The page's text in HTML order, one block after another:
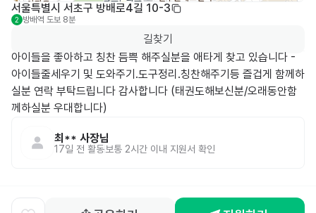
서울특별시 서초구 방배로4길 10-3
2 방배역 도보 8분
길찾기
아이들을 좋아하고 칭찬 듬쁙 해주실분을 애타게 찾고 있습니다 -
아이들줄세우기 및 도와주기.도구정리.칭찬해주기등 즐겁게 함께하
실분 연락 부탁드립니다 감사합니다 (태권도해보신분/오래동안함
께하실분 우대합니다)
최** 사장님
17일 전 활동보통 2시간 이내 지원서 확인